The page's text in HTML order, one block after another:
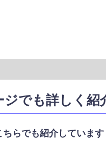
ジでも詳しく紹
ちらでも紹介しています